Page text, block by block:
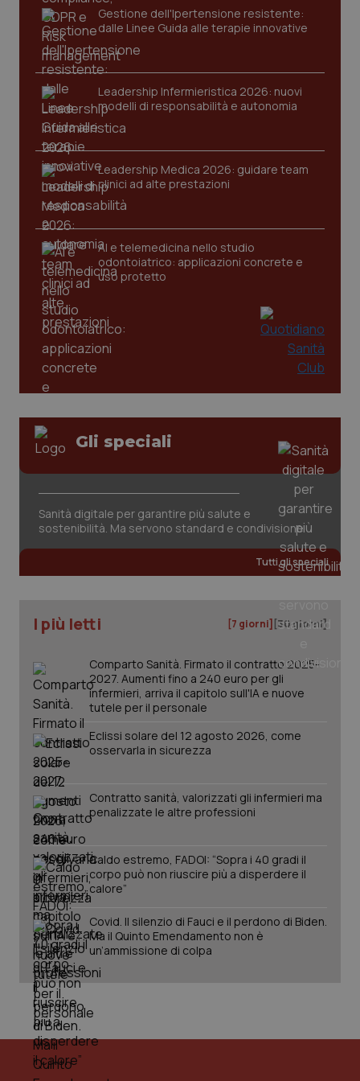
Gestione dell'Ipertensione resistente:
dalle Linee Guida alle terapie innovative
Leadership Infermieristica 2026: nuovi
modelli di responsabilità e autonomia
Leadership Medica 2026: guidare team
clinici ad alte prestazioni
AI e telemedicina nello studio
odontoiatrico: applicazioni concrete e
uso protetto
Gli speciali
Sanità digitale per garantire più salute e
sostenibilità. Ma servono standard e condivisione
Tutti gli speciali
I più letti [7 giorni] [30 giorni]
Comparto Sanità. Firmato il contratto 2025-
2027. Aumenti fino a 240 euro per gli
infermieri, arriva il capitolo sull'IA e nuove
tutele per il personale
Eclissi solare del 12 agosto 2026, come
osservarla in sicurezza
Contratto sanità, valorizzati gli infermieri ma
penalizzate le altre professioni
Caldo estremo, FADOI: “Sopra i 40 gradi il
corpo può non riuscire più a disperdere il
calore”
Covid. Il silenzio di Fauci e il perdono di Biden.
Ma il Quinto Emendamento non è
un’ammissione di colpa
Nome
Fornitore/ Dominio
VISITOR_PRIVACY_METADATA
CookieScript
www.quotidianosanita.it
tracking-sites-ironfish-
tracking-enable
www.quotidianosanita.it
_ga
Google LLC